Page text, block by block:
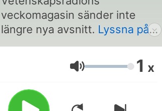
veckomagasin sänder inte
längre nya avsnitt. Lyssna på
alla avsnitt i Sveriges Radios
Ansvarig utgivare:
Magnus Gylje
Volume 1 x